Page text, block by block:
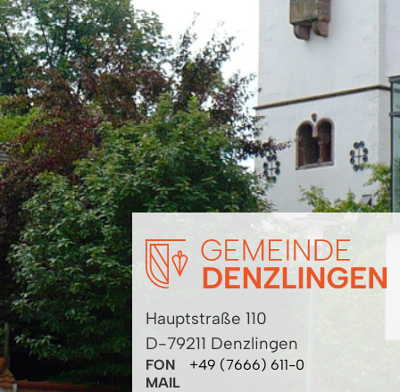
Hauptstraße 110
D-79211 Denzlingen
FON
+49 (7666) 611-0
MAIL